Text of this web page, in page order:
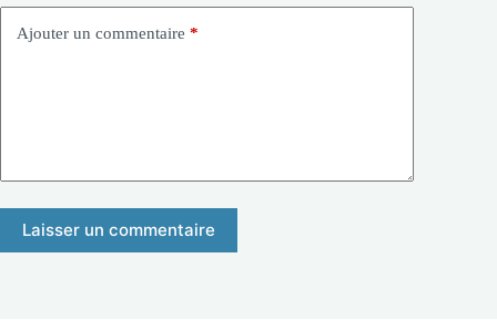
Ajouter un commentaire *
Laisser un commentaire